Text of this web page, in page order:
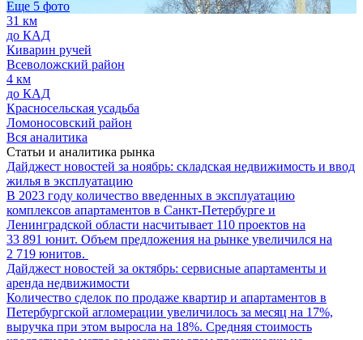
Еще 5 фото
31 км
до КАД
Киварин ручей
Всеволожский район
4 км
до КАД
Красносельская усадьба
Ломоносовский район
Вся аналитика
Статьи и аналитика рынка
Дайджест новостей за ноябрь: складская недвижимость и ввод
жилья в эксплуатацию
В 2023 году количество введенных в эксплуатацию
комплексов апартаментов в Санкт-Петербурге и
Ленинградской области насчитывает 110 проектов на
33 891 юнит. Объем предложения на рынке увеличился на
2 719 юнитов.
Дайджест новостей за октябрь: сервисные апартаменты и
аренда недвижимости
Количество сделок по продаже квартир и апартаментов в
Петербургской агломерации увеличилось за месяц на 17%,
выручка при этом выросла на 18%. Средняя стоимость